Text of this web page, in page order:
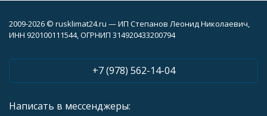
2009-2026 © rusklimat24.ru — ИП Степанов Леонид Николаевич,
ИНН 920100111544, ОГРНИП 314920433200794
+7 (978) 562-14-04
Написать в мессенджеры: